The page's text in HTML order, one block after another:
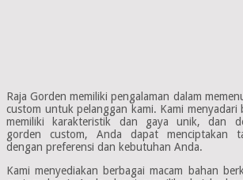
Raja Gorden memiliki pengalaman dalam
custom untuk pelanggan kami. Kami menyadari
memiliki karakteristik dan gaya unik, dan
gorden custom, Anda dapat menciptakan
dengan preferensi dan kebutuhan Anda.
Kami menyediakan berbagai macam bahan